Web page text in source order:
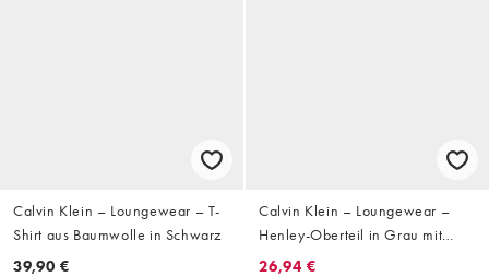
Calvin Klein – Loungewear – T-
Shirt aus Baumwolle in Schwarz
39,90 €
Calvin Klein – Loungewear –
Henley-Oberteil in Grau mit
Waffelstruktur, Kombiteil
26,94 €